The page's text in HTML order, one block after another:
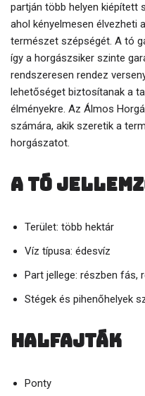
partján több helyen kiépített
ahol kényelmesen élvezheti
természet szépségét. A tó
így a horgászsiker szinte
rendszeresen rendez
lehetőséget biztosítanak a
élményekre. Az Álmos
számára, akik szeretik a
horgászatot.
A tó
Terület: több hektár
Víz típusa: édesvíz
Part jellege: részben fás,
Stégek és pihenőhelyek
Halfajták
Ponty